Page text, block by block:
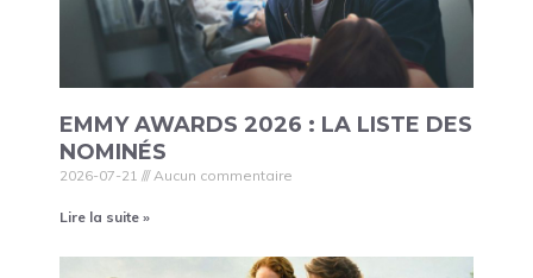
EMMY AWARDS 2026 : LA LISTE DES
NOMINÉS
2026-07-21 Aucun commentaire
Lire la suite »